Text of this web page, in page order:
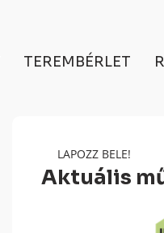
TEREMBÉRLET
LAPOZZ BELE!
Aktuális